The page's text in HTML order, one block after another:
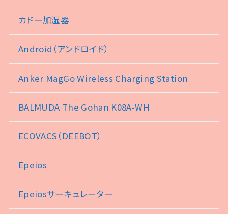
カドー加湿器
Android（アンドロイド）
Anker MagGo Wireless Charging Station
BALMUDA The Gohan K08A-WH
ECOVACS（DEEBOT）
Epeios
Epeiosサーキュレーター